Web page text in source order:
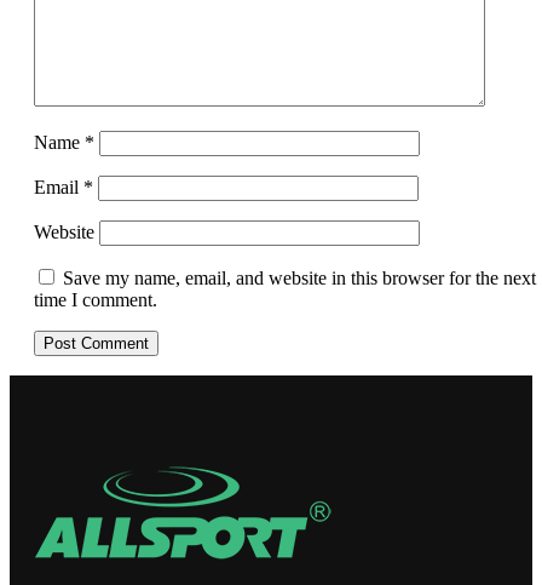
Name *
Email *
Website
Save my name, email, and website in this browser for the next
time I comment.